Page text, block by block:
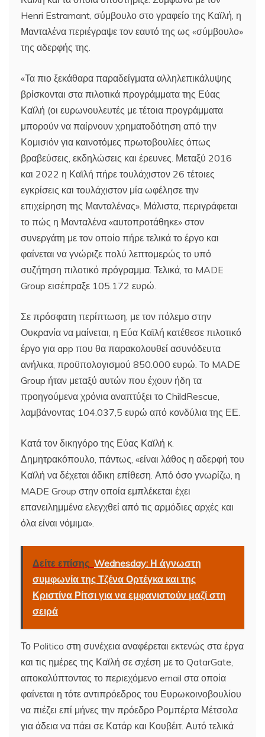
Henri Estramant, σύμβουλο στο γραφείο της Καϊλή, η
Μανταλένα περιέγραψε τον εαυτό της ως «σύμβουλο»
της αδερφής της.
«Τα πιο ξεκάθαρα παραδείγματα αλληλεπικάλυψης
βρίσκονται στα πιλοτικά προγράμματα της Εύας
Καϊλή (οι ευρωνουλευτές με τέτοια προγράμματα
μπορούν να παίρνουν χρηματοδότηση από την
Κομισιόν για καινοτόμες πρωτοβουλίες όπως
βραβεύσεις, εκδηλώσεις και έρευνες. Μεταξύ 2016
και 2022 η Καϊλή πήρε τουλάχιστον 26 τέτοιες
εγκρίσεις και τουλάχιστον μία ωφέλησε την
επιχείρηση της Μανταλένας». Μάλιστα, περιγράφεται
το πώς η Μανταλένα «αυτοπροτάθηκε» στον
συνεργάτη με τον οποίο πήρε τελικά το έργο και
φαίνεται να γνώριζε πολύ λεπτομερώς το υπό
συζήτηση πιλοτικό πρόγραμμα. Τελικά, το MADE
Group εισέπραξε 105.172 ευρώ.
Σε πρόσφατη περίπτωση, με τον πόλεμο στην
Ουκρανία να μαίνεται, η Εύα Καϊλή κατέθεσε πιλοτικό
έργο για app που θα παρακολουθεί ασυνόδευτα
ανήλικα, προϋπολογισμού 850.000 ευρώ. Το MADE
Group ήταν μεταξύ αυτών που έχουν ήδη τα
προηγούμενα χρόνια αναπτύξει το ChildRescue,
λαμβάνοντας 104.037,5 ευρώ από κονδύλια της ΕΕ.
Κατά τον δικηγόρο της Εύας Καϊλή κ.
Δημητρακόπουλο, πάντως, «είναι λάθος η αδερφή του
Καϊλή να δέχεται άδικη επίθεση. Από όσο γνωρίζω, η
MADE Group στην οποία εμπλέκεται έχει
επανειλημμένα ελεγχθεί από τις αρμόδιες αρχές και
όλα είναι νόμιμα».
Δείτε επίσης Wednesday: Η άγνωστη
συμφωνία της Τζένα Ορτέγκα και της
Κριστίνα Ρίτσι για να εμφανιστούν μαζί στη
σειρά
Το Politico στη συνέχεια αναφέρεται εκτενώς στα έργα
και τις ημέρες της Καϊλή σε σχέση με το QatarGate,
αποκαλύπτοντας το περιεχόμενο email στα οποία
φαίνεται η τότε αντιπρόεδρος του Ευρωκοινοβουλίου
να πιέζει επί μήνες την πρόεδρο Ρομπέρτα Μέτσολα
για άδεια να πάει σε Κατάρ και Κουβέιτ. Αυτό τελικά